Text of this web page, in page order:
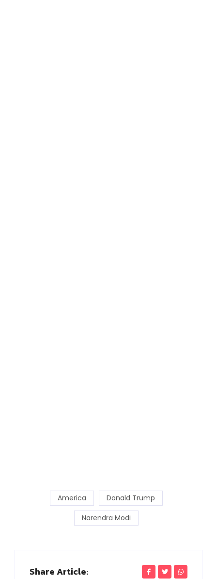
America Donald Trump
Narendra Modi
Share Article: